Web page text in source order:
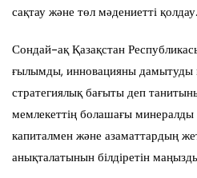
сақтау және төл мәдениетті қолдау.
Сондай-ақ Қазақстан
ғылымды, инновацияны дамытуды
стратегиялық бағыты деп
мемлекеттің болашағы
капиталмен және азаматтардың
анықталатынын білдіретін